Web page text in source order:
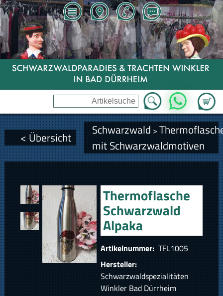
Zum
WhatsApp
< Übersicht Schwarzwald >
mit Schwarzwaldmotiven
Thermoflasche
Schwarzwald
Alpaka
Artikelnummer: TFL1005
Hersteller:
Schwarzwaldspezialitäten
Winkler Bad Dürrheim